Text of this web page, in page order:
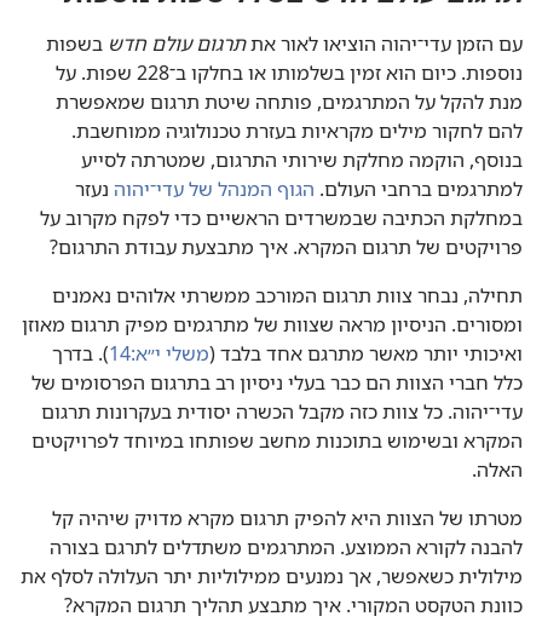
עם הזמן עדי־יהוה הוציאו לאור אתתרגום עולם חדש בשפות
נוספות.‏ כיום הוא זמין בשלמותו או בחלקו ב־228 שפות.‏ על
מנת להקל על המתרגמים,‏ פותחה שיטת תרגום שמאפשרת
להם לחקור מילים מקראיות בעזרת טכנולוגיה ממוחשבת.‏
בנוסף,‏ הוקמה מחלקת שירותי התרגום,‏ שמטרתה לסייע
למתרגמים ברחבי העולם.‏ הגוף המנהל של עדי־יהוה נעזר
במחלקת הכתיבה שבמשרדים הראשיים כדי לפקח מקרוב על
פרויקטים של תרגום המקרא.‏ איך מתבצעת עבודת התרגום?‏
תחילה,‏ נבחר צוות תרגום המורכב ממשרתי אלוהים נאמנים
ומסורים.‏ הניסיון מראה שצוות של מתרגמים מפיק תרגום מאוזן
ואיכותי יותר מאשר מתרגם אחד בלבד (‏משלי י״א:‏14
‏)‏.‏ בדרך
כלל חברי הצוות הם כבר בעלי ניסיון רב בתרגום הפרסומים של
עדי־יהוה.‏ כל צוות כזה מקבל הכשרה יסודית בעקרונות תרגום
המקרא ובשימוש בתוכנות מחשב שפותחו במיוחד לפרויקטים
האלה.‏
מטרתו של הצוות היא להפיק תרגום מקרא מדויק שיהיה קל
להבנה לקורא הממוצע.‏ המתרגמים משתדלים לתרגם בצורה
מילולית כשאפשר,‏ אך נמנעים ממילוליות יתר העלולה לסלף את
כוונת הטקסט המקורי.‏ איך מתבצע תהליך תרגום המקרא?‏